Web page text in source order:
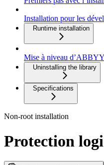
Installation pour les
Runtime installation
Mise à niveau
Uninstalling the library
Specifications
Non-root installation
Protection